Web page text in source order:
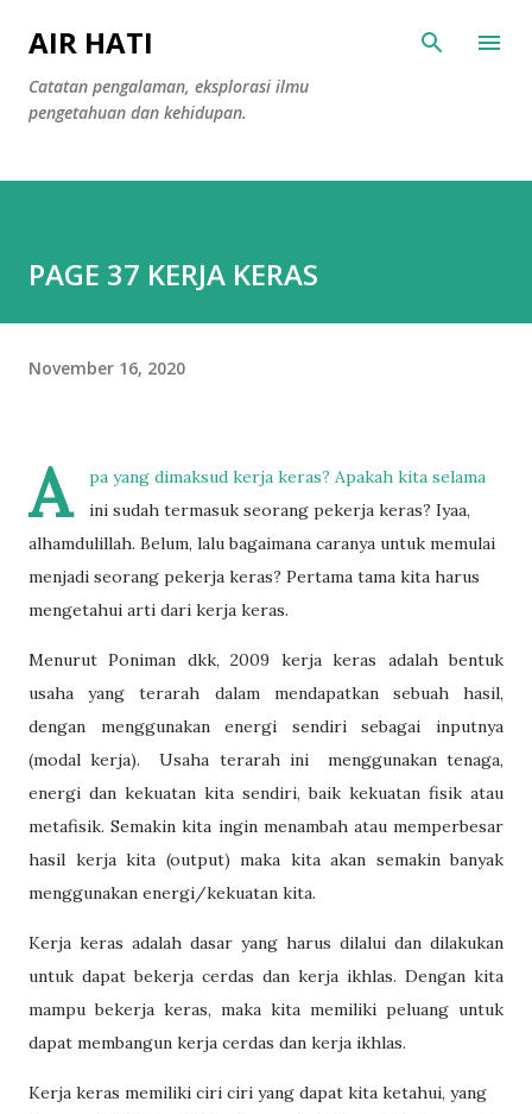
AIR HATI
Catatan pengalaman, eksplorasi ilmu
pengetahuan dan kehidupan.
PAGE 37 KERJA KERAS
November 16, 2020
A
pa yang dimaksud kerja keras? Apakah kita selama
ini sudah termasuk seorang pekerja keras? Iyaa,
alhamdulillah. Belum, lalu bagaimana caranya untuk memulai
menjadi seorang pekerja keras? Pertama tama kita harus
mengetahui arti dari kerja keras.
Menurut Poniman dkk, 2009 kerja keras adalah bentuk
usaha yang terarah dalam mendapatkan sebuah hasil,
dengan menggunakan energi sendiri sebagai inputnya
(modal kerja).
Usaha terarah ini
menggunakan tenaga,
energi dan kekuatan kita sendiri, baik kekuatan fisik atau
metafisik. Semakin kita ingin menambah atau memperbesar
hasil kerja kita (output) maka kita akan semakin banyak
menggunakan energi/kekuatan kita.
Kerja keras adalah dasar yang harus dilalui dan dilakukan
untuk dapat bekerja cerdas dan kerja ikhlas. Dengan kita
mampu bekerja keras, maka kita memiliki peluang untuk
dapat membangun kerja cerdas dan kerja ikhlas.
Kerja keras memiliki ciri ciri yang dapat kita ketahui, yang